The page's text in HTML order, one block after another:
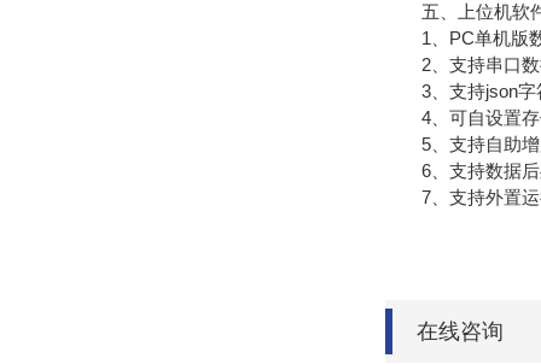
五、上位机软
1、PC单机版数
2、支持串口数
3、支持json字
4、可自设置存
5、支持自助增
6、支持数据后
7、支持外置运
在线咨询